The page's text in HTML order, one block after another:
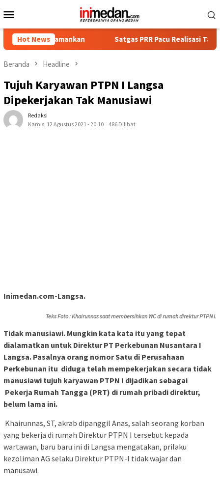
ke
Mobile
Hot News Satgas PRR Pacu Realisasi Tambahan TKD
Beranda Headline
Tujuh Karyawan PTPN I Langsa
Dipekerjakan Tak Manusiawi
Redaksi
Kamis, 12 Agustus 2021 - 20:10
486 Dilihat
Inimedan.com-Langsa.
Teks Foto : Khairunnas saat membersihkan WC di rumah direktur PTPN I.
Tidak manusiawi. Mungkin kata kata itu yang tepat
dialamatkan untuk Direktur PT Perkebunan Nusantara I
Langsa. Pasalnya orang nomor Satu di Perusahaan
Perkebunan itu diduga telah mempekerjakan secara tidak
manusiawi tujuh karyawan PTPN I dijadikan sebagai
Pekerja Rumah Tangga (PRT) di rumah pribadi direktur,
belum lama ini.
Khairunnas, ST, akrab dipanggil Anas, salah seorang korban
yang bekerja di rumah Direktur PTPN I tersebut kepada
wartawan, baru baru ini di Langsa mengatakan, prilaku
kezoliman AG selaku Direktur PTPN-I tidak wajar dan
manusawi.